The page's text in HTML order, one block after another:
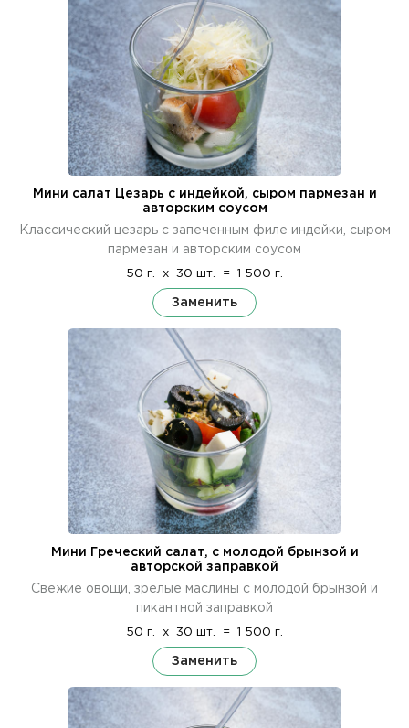
Мини салат Цезарь с индейкой, сыром пармезан и
авторским соусом
Классический цезарь с запеченным филе индейки, сыром
пармезан и авторским соусом
50 г. x 30 шт. = 1 500 г.
Заменить
Мини Греческий салат, с молодой брынзой и
авторской заправкой
Свежие овощи, зрелые маслины с молодой брынзой и
пикантной заправкой
50 г. x 30 шт. = 1 500 г.
Заменить